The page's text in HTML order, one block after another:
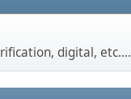
digital, etc....